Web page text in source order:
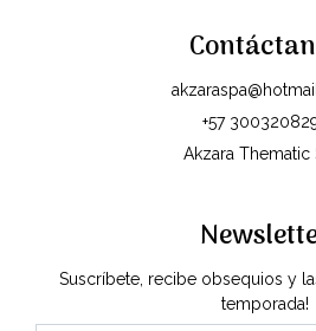
+57
Akzara Thematic
Suscríbete, recibe obsequios y
temporada!